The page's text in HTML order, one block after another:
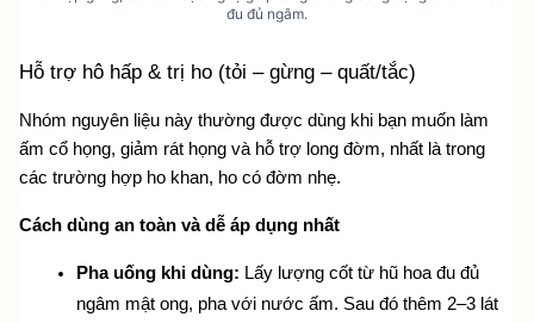
đu đủ ngâm.
Hỗ trợ hô hấp & trị ho (tỏi – gừng – quất/tắc)
Nhóm nguyên liệu này thường được dùng khi bạn muốn làm
ấm cổ họng, giảm rát họng và hỗ trợ long đờm, nhất là trong
các trường hợp ho khan, ho có đờm nhẹ.
Cách dùng an toàn và dễ áp dụng nhất
Pha uống khi dùng: Lấy lượng cốt từ hũ hoa đu đủ
ngâm mật ong, pha với nước ấm. Sau đó thêm 2–3 lát